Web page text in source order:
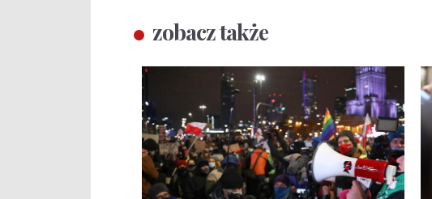
zobacz także